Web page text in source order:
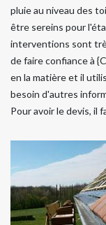
pluie au niveau des
être sereins pour
interventions sont
de faire confiance à
en la matière et il
besoin d'autres
Pour avoir le devis, il